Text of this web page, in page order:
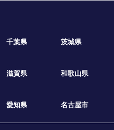
千葉県 茨城県
滋賀県 和歌山県
愛知県 名古屋市